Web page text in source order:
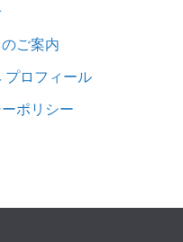
ご案内
プロフィール
ポリシー